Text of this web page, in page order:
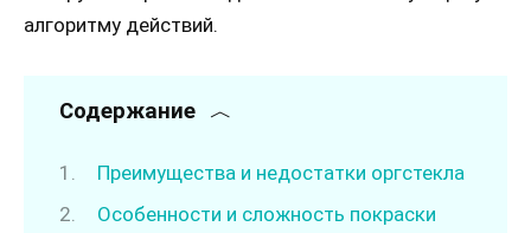
алгоритму действий.
Содержание
Преимущества и недостатки оргстекла
Особенности и сложность покраски